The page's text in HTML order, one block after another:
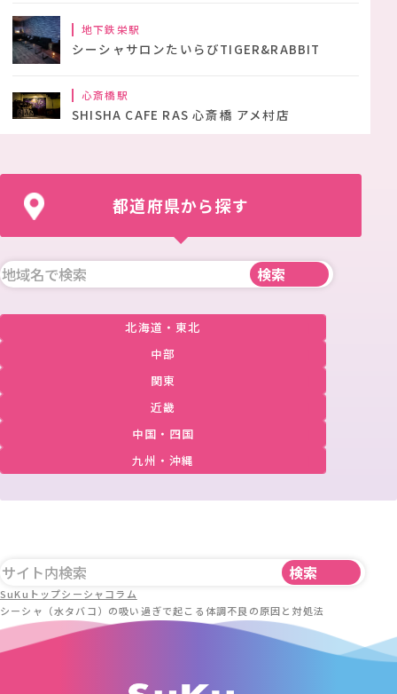
地下鉄栄駅
シーシャサロンたいらびTIGER&RABBIT
心斎橋駅
SHISHA CAFE RAS 心斎橋 アメ村店
都道府県から探す
北海道・東北
中部
関東
近畿
中国・四国
九州・沖縄
SuKuトップシーシャコラム
シーシャ（水タバコ）の吸い過ぎで起こる体調不良の原因と対処法